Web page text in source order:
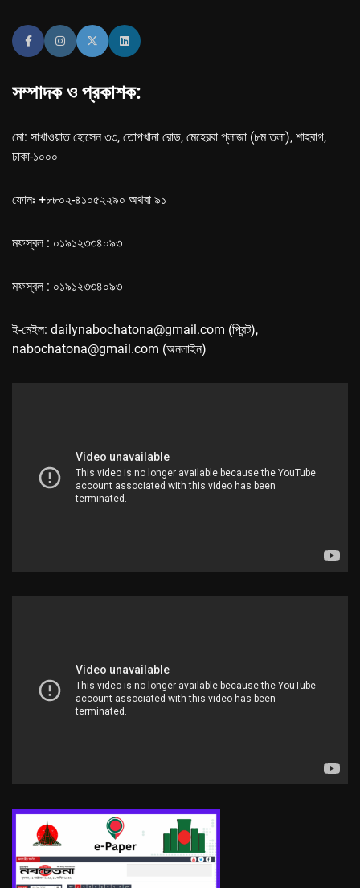
সম্পাদক ও প্রকাশক:
মো: সাখাওয়াত হোসেন ৩৩, তোপখানা রোড, মেহেরবা প্লাজা (৮ম তলা), শাহবাগ,
ঢাকা-১০০০
ফোনঃ +৮৮০২-৪১০৫২২৯০ অথবা ৯১
মফস্বল : ০১৯১২৩৩৪০৯৩
মফস্বল : ০১৯১২৩৩৪০৯৩
ই-মেইল: dailynabochatona@gmail.com (প্রিন্ট),
nabochatona@gmail.com (অনলাইন)